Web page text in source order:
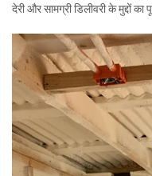
देरी और सामग्री डिलीवरी के मुद्दों का